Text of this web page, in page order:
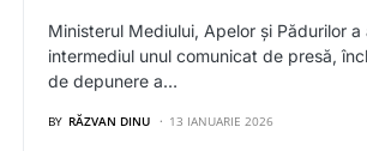
Ministerul Mediului, Apelor și Pădurilor
intermediul unul comunicat de presă,
de depunere a…
BY RĂZVAN DINU 13 IANUARIE 2026